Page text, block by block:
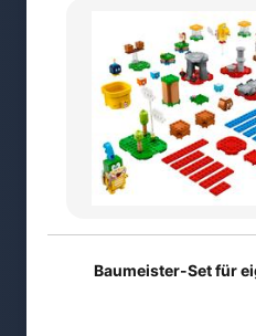
Baumeister-Set für